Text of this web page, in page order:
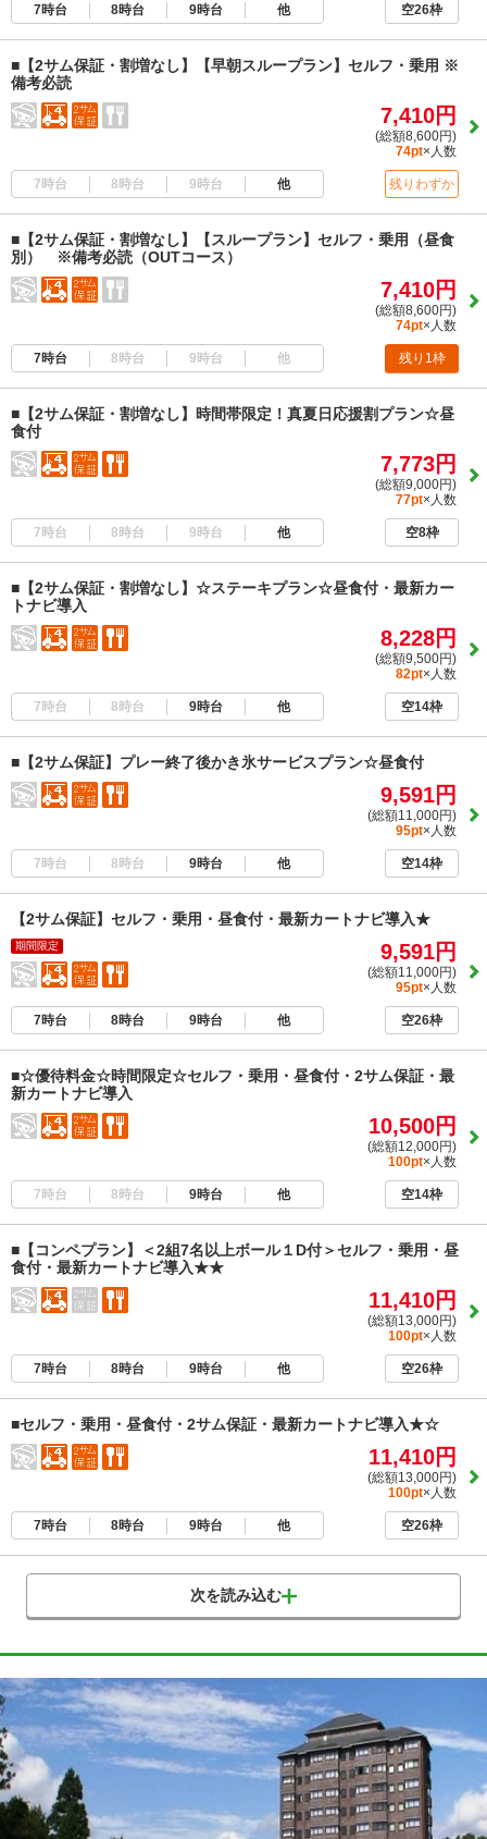
7時台 8時台 9時台 他 空26枠
■【2サム保証・割増なし】【早朝スループラン】セルフ・乗用 ※
備考必読
7,410円
(総額8,600円)
74pt×人数
7時台 8時台 9時台 他 残りわずか
■【2サム保証・割増なし】【スループラン】セルフ・乗用（昼食
別） ※備考必読（OUTコース）
7,410円
(総額8,600円)
74pt×人数
7時台 8時台 9時台 他 残り1枠
■【2サム保証・割増なし】時間帯限定！真夏日応援割プラン☆昼
食付
7,773円
(総額9,000円)
77pt×人数
7時台 8時台 9時台 他 空8枠
■【2サム保証・割増なし】☆ステーキプラン☆昼食付・最新カー
トナビ導入
8,228円
(総額9,500円)
82pt×人数
7時台 8時台 9時台 他 空14枠
■【2サム保証】プレー終了後かき氷サービスプラン☆昼食付
9,591円
(総額11,000円)
95pt×人数
7時台 8時台 9時台 他 空14枠
【2サム保証】セルフ・乗用・昼食付・最新カートナビ導入★
期間限定 9,591円
(総額11,000円)
95pt×人数
7時台 8時台 9時台 他 空26枠
■☆優待料金☆時間限定☆セルフ・乗用・昼食付・2サム保証・最
新カートナビ導入
10,500円
(総額12,000円)
100pt×人数
7時台 8時台 9時台 他 空14枠
■【コンペプラン】＜2組7名以上ボール１D付＞セルフ・乗用・昼
食付・最新カートナビ導入★★
11,410円
(総額13,000円)
100pt×人数
7時台 8時台 9時台 他 空26枠
■セルフ・乗用・昼食付・2サム保証・最新カートナビ導入★☆
11,410円
(総額13,000円)
100pt×人数
7時台 8時台 9時台 他 空26枠
次を読み込む